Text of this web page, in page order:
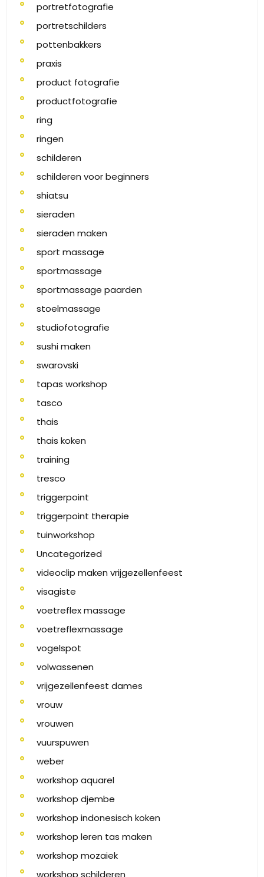
portretfotografie
portretschilders
pottenbakkers
praxis
product fotografie
productfotografie
ring
ringen
schilderen
schilderen voor beginners
shiatsu
sieraden
sieraden maken
sport massage
sportmassage
sportmassage paarden
stoelmassage
studiofotografie
sushi maken
swarovski
tapas workshop
tasco
thais
thais koken
training
tresco
triggerpoint
triggerpoint therapie
tuinworkshop
Uncategorized
videoclip maken vrijgezellenfeest
visagiste
voetreflex massage
voetreflexmassage
vogelspot
volwassenen
vrijgezellenfeest dames
vrouw
vrouwen
vuurspuwen
weber
workshop aquarel
workshop djembe
workshop indonesisch koken
workshop leren tas maken
workshop mozaiek
workshop schilderen